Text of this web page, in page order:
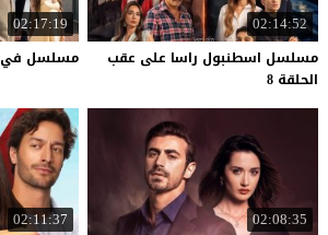
02:14:52
مسلسل اسطنبول راسا على عقب
الحلقة 8
02:17:19
مسلسل في
02:08:35
02:11:37